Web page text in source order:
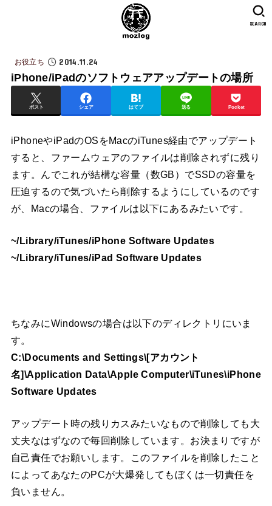
SEARCH
お役立ち 2014.11.24
iPhone/iPadのソフトウェアアップデートの場所
ポスト シェア はてブ 送る Pocket
iPhoneやiPadのOSをMacのiTunes経由でアップデート
すると、ファームウェアのファイルは削除されずに残り
ます。んでこれが結構な容量（数GB）でSSDの容量を
圧迫するので気づいたら削除するようにしているのです
が、Macの場合、ファイルは以下にあるみたいです。
~/Library/iTunes/iPhone Software Updates
~/Library/iTunes/iPad Software Updates
ちなみにWindowsの場合は以下のディレクトリにいま
す。
C:\Documents and Settings\[アカウント
名]\Application Data\Apple Computer\iTunes\iPhone
Software Updates
アップデート時の残りカスみたいなもので削除しても大
丈夫なはずなので毎回削除しています。お決まりですが
自己責任でお願いします。このファイルを削除したこと
によってあなたのPCが大爆発してもぼくは一切責任を
負いません。